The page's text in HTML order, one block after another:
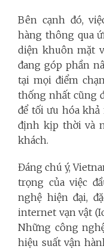
Bên cạnh đó,
hàng thông qua
diện khuôn mặt
đang góp phần
tại mọi điểm
thống nhất cũng
để tối ưu hóa
định kịp thời và
khách.
Đáng chú ý,
trọng của việc
nghệ hiện đại,
internet vạn vật
Những công
hiệu suất vận